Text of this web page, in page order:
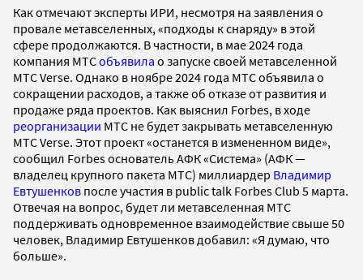
Как отмечают эксперты ИРИ, несмотря на заявления о
провале метавселенных, «подходы к снаряду» в этой
сфере продолжаются. В частности, в мае 2024 года
компания МТСобъявила о запуске своей метавселенной
МТС Verse. Однако в ноябре 2024 года МТС объявила о
сокращении расходов, а также об отказе от развития и
продаже ряда проектов. Как выяснил Fоrbes, в ходе
реорганизации МТС не будет закрывать метавселенную
МТС Verse. Этот проект «останется в измененном виде»,
сообщил Forbes основатель АФК «Система» (АФК —
владелец крупного пакета МТС) миллиардер Владимир
Евтушенков после участия в public talk Forbes Club 5 марта.
Отвечая на вопрос, будет ли метавселенная МТС
поддерживать одновременное взаимодействие свыше 50
человек, Владимир Евтушенков добавил: «Я думаю, что
больше».